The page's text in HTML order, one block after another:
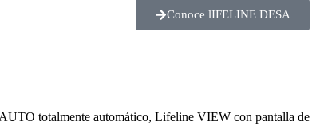
Conoce lIFELINE DESA
totalmente automático, Lifeline VIEW con pantalla de